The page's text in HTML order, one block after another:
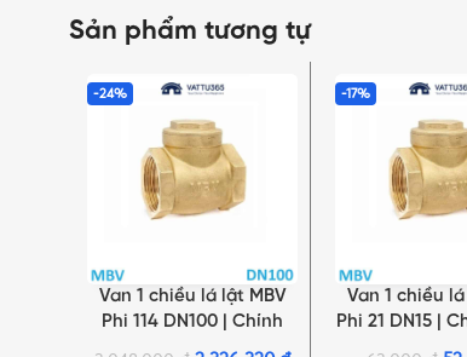
Sản phẩm tương tự
-24%
THÊM VÀO GIỎ HÀNG
Van 1 chiều lá lật MBV
Phi 114 DN100 | Chính
hãng Minh Hòa
-17%
THÊM VÀO GIỎ
Van 1 chiều
Phi 21 DN15 |
Minh